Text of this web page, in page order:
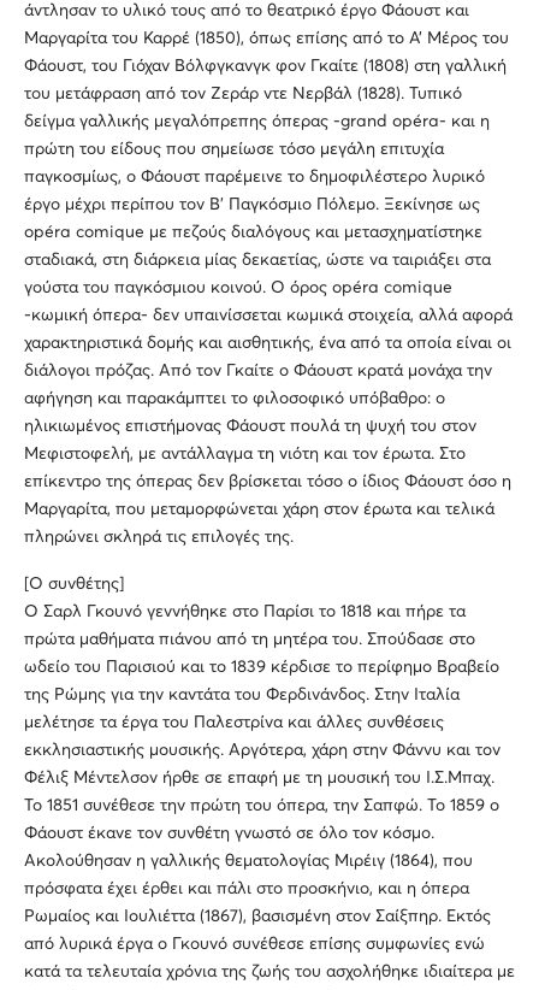
άντλησαν το υλικό τους από το θεατρικό έργο Φάουστ και
Μαργαρίτα του Καρρέ (1850), όπως επίσης από το Α’ Μέρος του
Φάουστ, του Γιόχαν Βόλφγκανγκ φον Γκαίτε (1808) στη γαλλική
του μετάφραση από τον Ζεράρ ντε Νερβάλ (1828). Τυπικό
δείγμα γαλλικής μεγαλόπρεπης όπερας -grand opéra- και η
πρώτη του είδους που σημείωσε τόσο μεγάλη επιτυχία
παγκοσμίως, ο Φάουστ παρέμεινε το δημοφιλέστερο λυρικό
έργο μέχρι περίπου τον Β’ Παγκόσμιο Πόλεμο. Ξεκίνησε ως
opéra comique με πεζούς διαλόγους και μετασχηματίστηκε
σταδιακά, στη διάρκεια μίας δεκαετίας, ώστε να ταιριάξει στα
γούστα του παγκόσμιου κοινού. Ο όρος opéra comique
-κωμική όπερα- δεν υπαινίσσεται κωμικά στοιχεία, αλλά αφορά
χαρακτηριστικά δομής και αισθητικής, ένα από τα οποία είναι οι
διάλογοι πρόζας. Από τον Γκαίτε ο Φάουστ κρατά μονάχα την
αφήγηση και παρακάμπτει το φιλοσοφικό υπόβαθρο: ο
ηλικιωμένος επιστήμονας Φάουστ πουλά τη ψυχή του στον
Μεφιστοφελή, με αντάλλαγμα τη νιότη και τον έρωτα. Στο
επίκεντρο της όπερας δεν βρίσκεται τόσο ο ίδιος Φάουστ όσο η
Μαργαρίτα, που μεταμορφώνεται χάρη στον έρωτα και τελικά
πληρώνει σκληρά τις επιλογές της.
[Ο συνθέτης]
Ο Σαρλ Γκουνό γεννήθηκε στο Παρίσι το 1818 και πήρε τα
πρώτα μαθήματα πιάνου από τη μητέρα του. Σπούδασε στο
ωδείο του Παρισιού και το 1839 κέρδισε το περίφημο Βραβείο
της Ρώμης για την καντάτα του Φερδινάνδος. Στην Ιταλία
μελέτησε τα έργα του Παλεστρίνα και άλλες συνθέσεις
εκκλησιαστικής μουσικής. Αργότερα, χάρη στην Φάννυ και τον
Φέλιξ Μέντελσον ήρθε σε επαφή με τη μουσική του Ι.Σ.Μπαχ.
Το 1851 συνέθεσε την πρώτη του όπερα, την Σαπφώ. Το 1859 ο
Φάουστ έκανε τον συνθέτη γνωστό σε όλο τον κόσμο.
Ακολούθησαν η γαλλικής θεματολογίας Μιρέιγ (1864), που
πρόσφατα έχει έρθει και πάλι στο προσκήνιο, και η όπερα
Ρωμαίος και Ιουλιέττα (1867), βασισμένη στον Σαίξπηρ. Εκτός
από λυρικά έργα ο Γκουνό συνέθεσε επίσης συμφωνίες ενώ
κατά τα τελευταία χρόνια της ζωής του ασχολήθηκε ιδιαίτερα με